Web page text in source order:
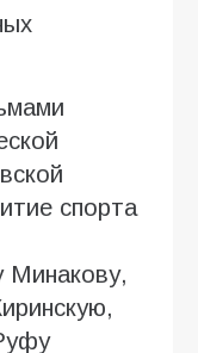
спорта
Минакову,